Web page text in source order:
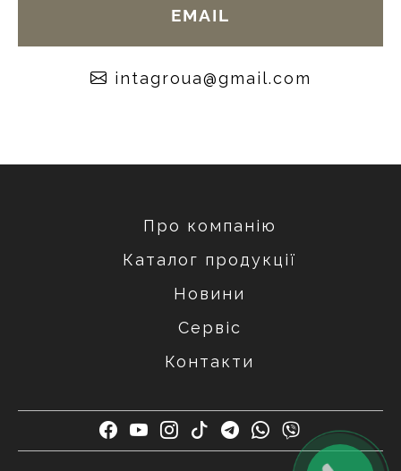
EMAIL
moc.liamg@auorgatni
Про компанію
Каталог продукції
Новини
Сервіс
Контакти